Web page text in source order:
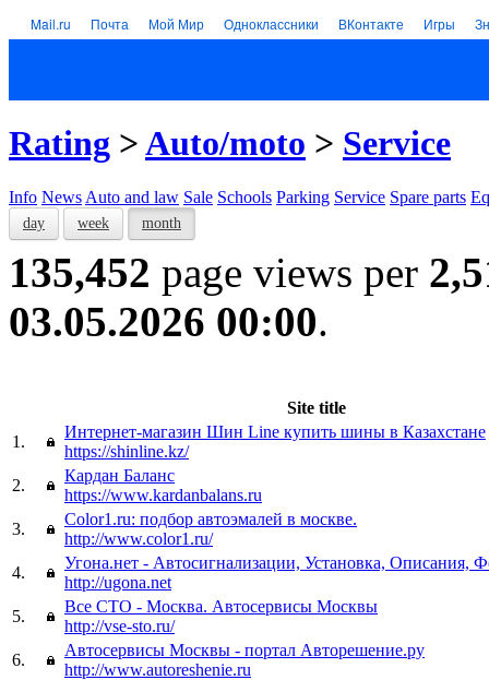
Mail.ru Почта Мой Мир Одноклассники ВКонтакте Игры
Rating >Auto/moto > Service
Info News Auto and law Sale Schools Parking Service Spare parts
day week month
135,452 page views per
03.05.2026 00:00.
Site title
1.
Интернет-магазин Шин Line купить шины в Казахстане
https://shinline.kz/
2.
Кардан Баланс
https://www.kardanbalans.ru
3.
Color1.ru: подбор автоэмалей в москве.
http://www.color1.ru/
4.
Угона.нет - Автосигнализации, Установка, Описания,
http://ugona.net
5.
Все СТО - Москва. Автосервисы Москвы
http://vse-sto.ru/
6.
Автосервисы Москвы - портал Авторешение.ру
http://www.autoreshenie.ru